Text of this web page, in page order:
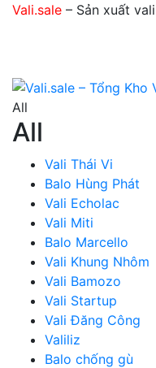
Vali.sale – Sản xuất
All
All
Vali Thái Vi
Balo Hùng Phát
Vali Echolac
Vali Miti
Balo Marcello
Vali Khung Nhôm
Vali Bamozo
Vali Startup
Vali Đăng Công
Valiliz
Balo chống gù